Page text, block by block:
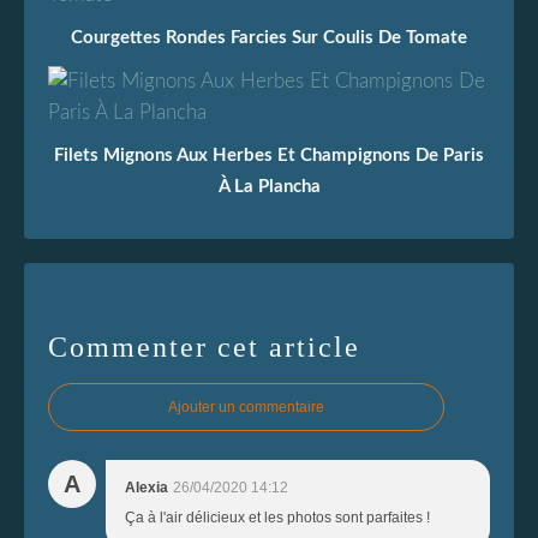
Courgettes Rondes Farcies Sur Coulis De Tomate
Filets Mignons Aux Herbes Et Champignons De Paris
À La Plancha
Commenter cet article
Ajouter un commentaire
A Alexia 26/04/2020 14:12
Ça à l'air délicieux et les photos sont parfaites !